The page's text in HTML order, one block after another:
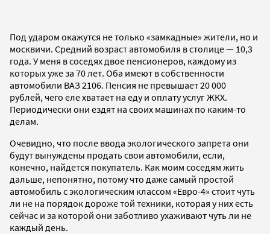
Под ударом окажутся не только «замкадные» жители, но и
москвичи. Средний возраст автомобиля в столице — 10,3
года. У меня в соседях двое пенсионеров, каждому из
которых уже за 70 лет. Оба имеют в собственности
автомобили ВАЗ 2106. Пенсия не превышает 20 000
рублей, чего еле хватает на еду и оплату услуг ЖКХ.
Периодически они ездят на своих машинах по каким-то
делам.
Очевидно, что после ввода экологического запрета они
будут вынуждены продать свои автомобили, если,
конечно, найдется покупатель. Как моим соседям жить
дальше, непонятно, потому что даже самый простой
автомобиль с экологическим классом «Евро-4» стоит чуть
ли не на порядок дороже той техники, которая у них есть
сейчас и за которой они заботливо ухаживают чуть ли не
каждый день.